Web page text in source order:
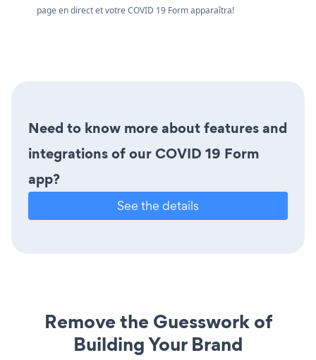
page en direct et votre COVID 19 Form apparaîtra!
Need to know more about features and
integrations of our COVID 19 Form
app?
See the details
Remove the Guesswork of
Building Your Brand